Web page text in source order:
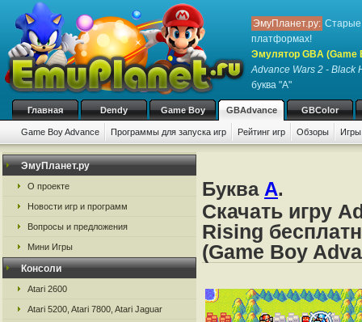
ЭмуПланет.ру: Старые
платформах!
Эмулятор GBA (Game
Advance Wars 2 - Black
буква "A"
Главная Dendy Game Boy GBAdvance GBColor
Game Boy Advance Программы для запуска игр Рейтинг игр Обзоры
ЭмуПланет.ру
О проекте
Новости игр и программ
Вопросы и предложения
Мини Игры
Консоли
Atari 2600
Atari 5200, Atari 7800, Atari Jaguar
Буква A.
Скачать игру
Rising
(Game Boy